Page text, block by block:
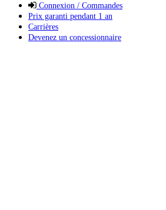
Connexion / Commandes
Prix garanti pendant 1 an
Carrières
Devenez un concessionnaire